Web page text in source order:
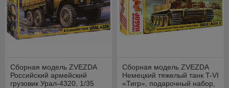
Сборная модель ZVEZDA
Российский армейский
грузовик Урал-4320, 1/35
Сборная модель ZVEZDA
Немецкий тяжелый танк T-VI
«Тигр», подарочный набор,